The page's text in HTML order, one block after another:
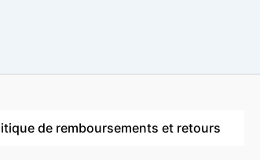
de remboursements et retours